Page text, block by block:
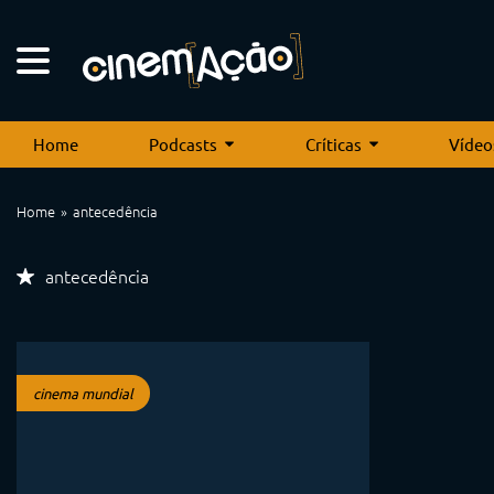
Home Podcasts Críticas
Home antecedência
antecedência
cinema mundial